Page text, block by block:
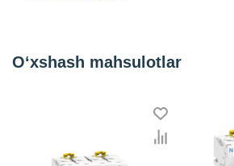
Kategoriya
O‘xshash mahsulotlar